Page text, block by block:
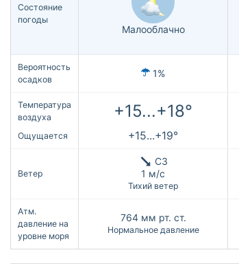
Состояние
погоды
Малооблачно
Вероятность
осадков
1%
Температура
воздуха
+15...+18°
Ощущается +15...+19°
Ветер
СЗ
1 м/с
Тихий ветер
Атм.
давление на
уровне моря
764 мм рт. ст.
Нормальное давление